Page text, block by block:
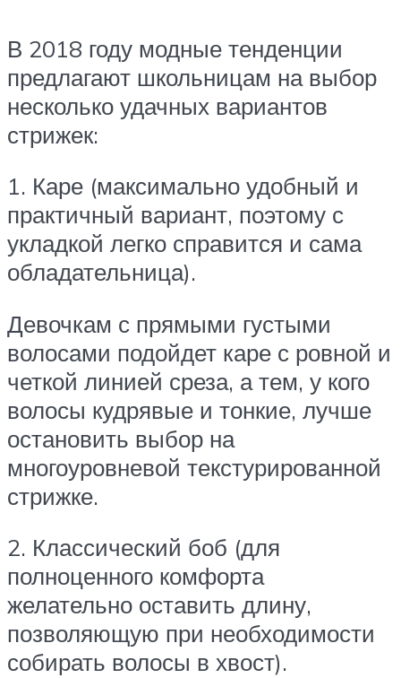
В 2018 году модные тенденции
предлагают школьницам на выбор
несколько удачных вариантов
стрижек:
1. Каре (максимально удобный и
практичный вариант, поэтому с
укладкой легко справится и сама
обладательница).
Девочкам с прямыми густыми
волосами подойдет каре с ровной и
четкой линией среза, а тем, у кого
волосы кудрявые и тонкие, лучше
остановить выбор на
многоуровневой текстурированной
стрижке.
2. Классический боб (для
полноценного комфорта
желательно оставить длину,
позволяющую при необходимости
собирать волосы в хвост).